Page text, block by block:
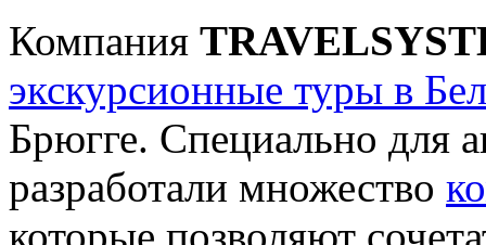
Компания
экскурсионные туры в
Брюгге. Специально для
разработали множество